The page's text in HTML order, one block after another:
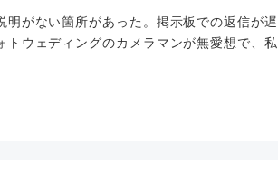
明がない箇所があった。掲示板での返信が
トウェディングのカメラマンが無愛想で、